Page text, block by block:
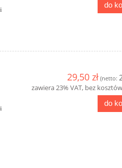
do
29,50 zł (netto:
zawiera 23% VAT, bez
do